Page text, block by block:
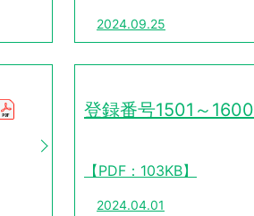
2024.09.25
登録番号1501～1600
【PDF：103KB】
2024.04.01